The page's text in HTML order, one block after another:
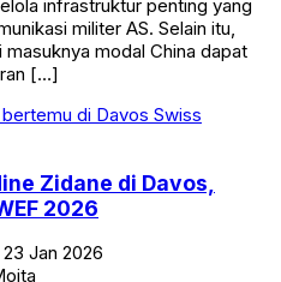
infrastruktur penting yang
militer AS. Selain itu,
modal China dapat
[…]
Zidane di Davos,
2026
Jan 2026